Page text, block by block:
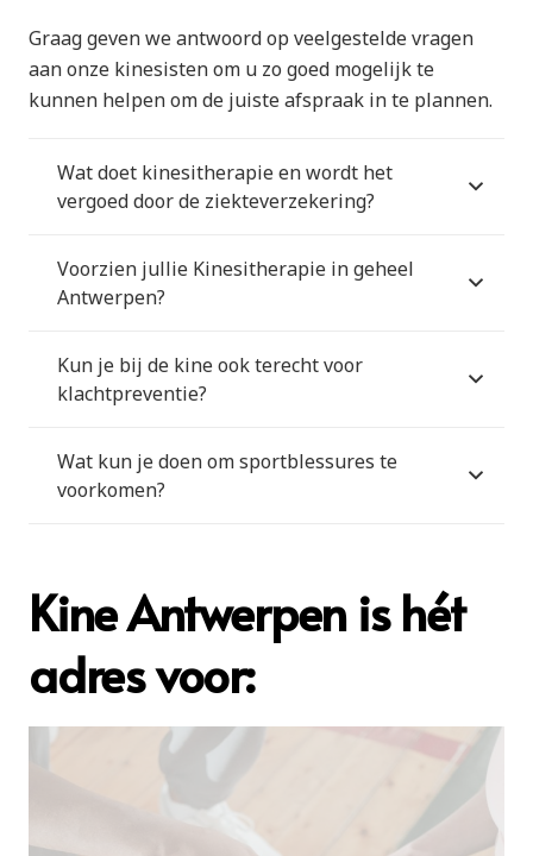
Graag geven we antwoord op veelgestelde vragen
aan onze kinesisten om u zo goed mogelijk te
kunnen helpen om de juiste afspraak in te plannen.
Wat doet kinesitherapie en wordt het
vergoed door de ziekteverzekering?
Voorzien jullie Kinesitherapie in geheel
Antwerpen?
Kun je bij de kine ook terecht voor
klachtpreventie?
Wat kun je doen om sportblessures te
voorkomen?
Kine Antwerpen is hét
adres voor: